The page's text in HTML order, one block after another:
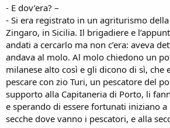
- E dov’era? –
- Si era registrato in un agriturismo
Zingaro, in Sicilia. Il brigadiere e
andati a cercarlo ma non c’era: aveva
andava al molo. Al molo chiedono un
milanese alto così e gli dicono di sì, che
pescare con zio Turi, un pescatore del
supporto alla Capitaneria di Porto, li
e sperando di essere fortunati iniziano
secche dove vanno i pescatori, e alla